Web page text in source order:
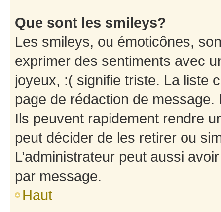
Que sont les smileys?
Les smileys, ou émoticônes,
exprimer des sentiments avec
joyeux, :( signifie triste. La liste
page de rédaction de
Ils peuvent rapidement rendre
peut décider de les retirer ou
L’administrateur peut aussi
par message.
Haut